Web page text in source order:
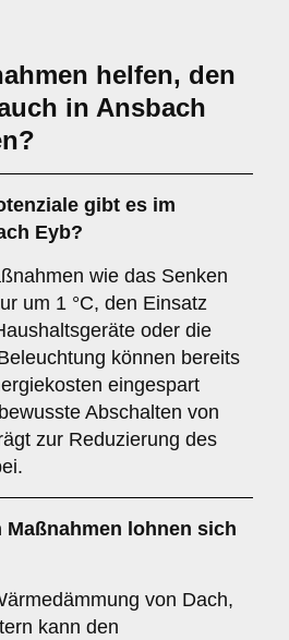
helfen, den
in Ansbach
gibt es im
Eyb?
wie das Senken
um 1 °C, den Einsatz
oder die
können bereits
eingespart
Abschalten von
zur Reduzierung des
lohnen sich
von Dach,
kann den